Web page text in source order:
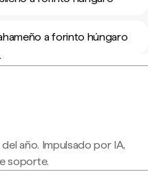
a forinto húngaro
año. Impulsado por IA,
soporte.